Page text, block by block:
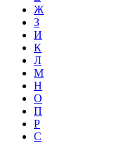
Ж
З
И
К
Л
М
Н
О
П
Р
С